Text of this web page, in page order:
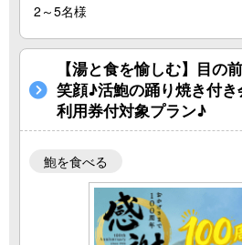
2～5名様
【湯と食を愉しむ】目の
笑顔♪活鮑の踊り焼き付
利用券付対象プラン♪
鮑を食べる